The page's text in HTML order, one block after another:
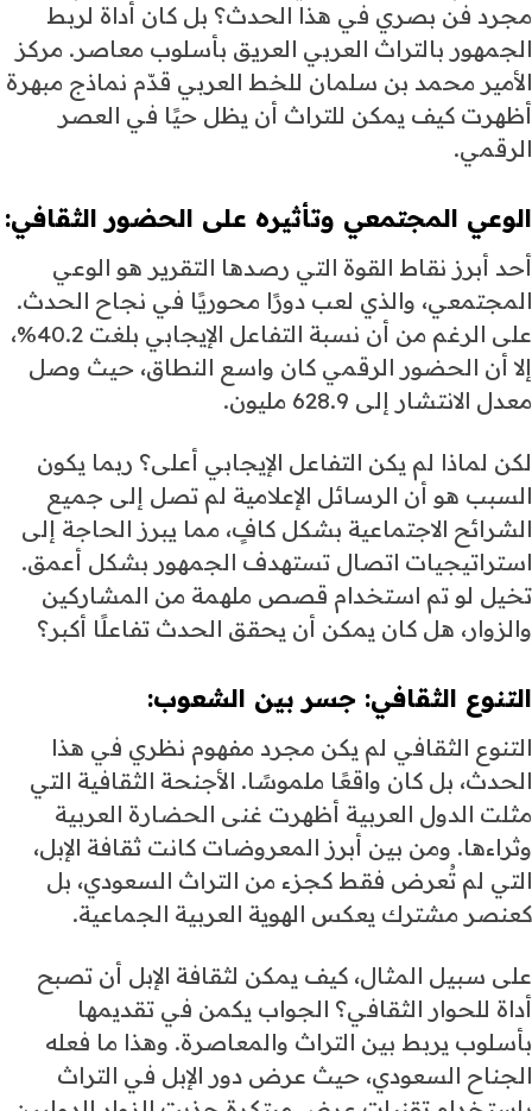
مجرد فن بصري في هذا الحدث؟ بل كان أداة لربط
الجمهور بالتراث العربي العريق بأسلوب معاصر. مركز
الأمير محمد بن سلمان للخط العربي قدّم نماذج مبهرة
أظهرت كيف يمكن للتراث أن يظل حيًا في العصر
الرقمي.
الوعي المجتمعي وتأثيره على الحضور الثقافي:
أحد أبرز نقاط القوة التي رصدها التقرير هو الوعي
المجتمعي، والذي لعب دورًا محوريًا في نجاح الحدث.
على الرغم من أن نسبة التفاعل الإيجابي بلغت 40.2%،
إلا أن الحضور الرقمي كان واسع النطاق، حيث وصل
معدل الانتشار إلى 628.9 مليون.
لكن لماذا لم يكن التفاعل الإيجابي أعلى؟ ربما يكون
السبب هو أن الرسائل الإعلامية لم تصل إلى جميع
الشرائح الاجتماعية بشكل كافٍ، مما يبرز الحاجة إلى
استراتيجيات اتصال تستهدف الجمهور بشكل أعمق.
تخيل لو تم استخدام قصص ملهمة من المشاركين
والزوار، هل كان يمكن أن يحقق الحدث تفاعلًا أكبر؟
التنوع الثقافي: جسر بين الشعوب:
التنوع الثقافي لم يكن مجرد مفهوم نظري في هذا
الحدث، بل كان واقعًا ملموسًا. الأجنحة الثقافية التي
مثلت الدول العربية أظهرت غنى الحضارة العربية
وثراءها. ومن بين أبرز المعروضات كانت ثقافة الإبل،
التي لم تُعرض فقط كجزء من التراث السعودي، بل
كعنصر مشترك يعكس الهوية العربية الجماعية.
على سبيل المثال، كيف يمكن لثقافة الإبل أن تصبح
أداة للحوار الثقافي؟ الجواب يكمن في تقديمها
بأسلوب يربط بين التراث والمعاصرة. وهذا ما فعله
الجناح السعودي، حيث عرض دور الإبل في التراث